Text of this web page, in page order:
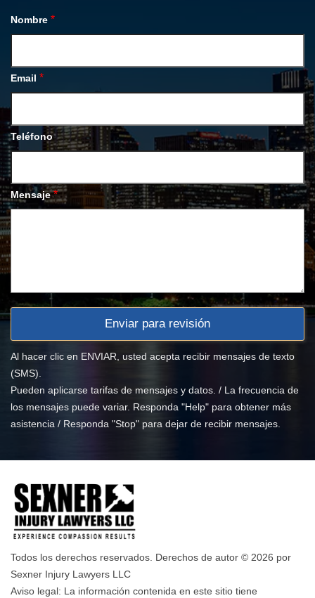
Nombre *
Email *
Teléfono
Mensaje *
Al hacer clic en ENVIAR, usted acepta recibir mensajes de texto
(SMS).
Pueden aplicarse tarifas de mensajes y datos. / La frecuencia de
los mensajes puede variar. Responda "Help" para obtener más
asistencia / Responda "Stop" para dejar de recibir mensajes.
Todos los derechos reservados. Derechos de autor © 2026 por
Sexner Injury Lawyers LLC
Aviso legal: La información contenida en este sitio tiene